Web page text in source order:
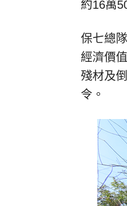
約16萬
保七總
經濟價
殘材及
令。